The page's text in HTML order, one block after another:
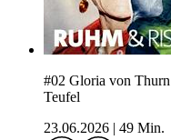
#02 Gloria von
Teufel
23.06.2026
49 Min.